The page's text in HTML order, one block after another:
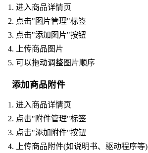
进入商品详情页
点击"图片管理"标签
点击"添加图片"按钮
上传商品图片
可以拖动调整图片顺序
添加商品附件
进入商品详情页
点击"附件管理"标签
点击"添加附件"按钮
上传商品附件(如说明书、驱动程序等)